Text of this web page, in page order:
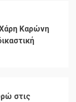
Καρώνη
στις